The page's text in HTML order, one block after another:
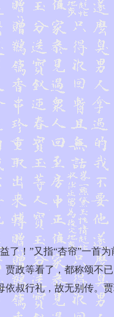
了！”又指“杏帘”一首
贾政等看了，都称颂不
依叔行礼，故无别传。